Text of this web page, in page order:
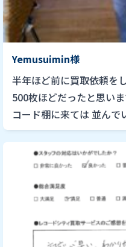
Yemusuimin様
半年ほど前に買取依頼を
500枚ほどだったと思い
コード棚に来ては 並んで
をしておりました。 です
っておりませ […]